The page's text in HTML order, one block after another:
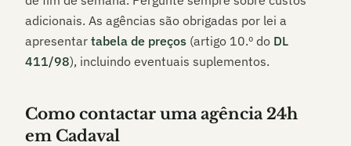
adicionais. As agências são obrigadas por lei a
apresentar tabela de preços (artigo 10.º do DL
411/98), incluindo eventuais suplementos.
Como contactar uma agência 24h
em Cadaval